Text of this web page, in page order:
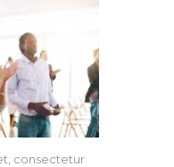
consectetur